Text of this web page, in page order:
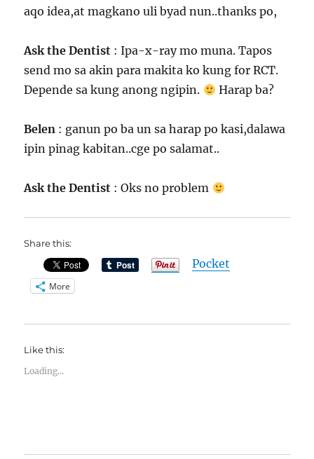
aqo idea,at magkano uli byad nun..thanks po,
Ask the Dentist : Ipa-x-ray mo muna. Tapos
send mo sa akin para makita ko kung for RCT.
Depende sa kung anong ngipin.
Harap ba?
Belen : ganun po ba un sa harap po kasi,dalawa
ipin pinag kabitan..cge po salamat..
Ask the Dentist : Oks no problem
Share this:
Pocket
More
Like this:
Loading...